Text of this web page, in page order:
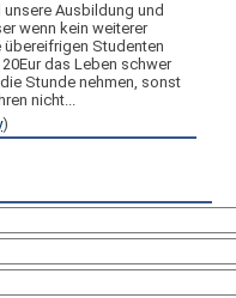
Ausbildung und
wenn kein weiterer
Studenten
das Leben schwer
Stunde nehmen, sonst
nicht...
)